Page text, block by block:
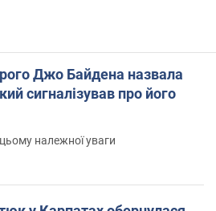
Джо Байдена назвала
сигналізував про його
належної уваги